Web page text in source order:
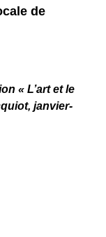
de
« L’art et le
janvier-